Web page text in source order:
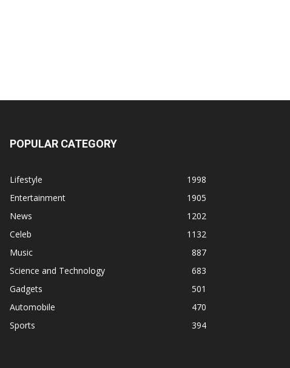
POPULAR CATEGORY
Lifestyle
1998
Entertainment
1905
News
1202
Celeb
1132
Music
887
Science and Technology
683
Gadgets
501
Automobile
470
Sports
394